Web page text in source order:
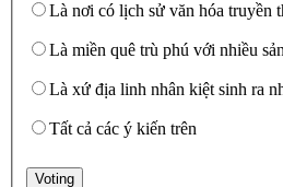
Là nơi có lịch sử văn hóa truyền
Là miền quê trù phú với nhiều
Là xứ địa linh nhân kiệt sinh ra
Tất cả các ý kiến trên